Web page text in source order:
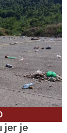
jer je